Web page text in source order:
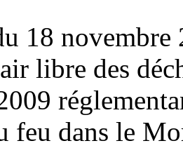
18
libre des
feu dans le